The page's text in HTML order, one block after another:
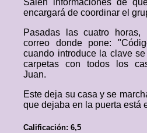
Salen informaciones de
encargará de coordinar el
Pasadas las cuatro
correo donde pone:
cuando introduce la clave
carpetas con todos los
Juan.
Este deja su casa y se
que dejaba en la puerta está
Calificación: 6,5